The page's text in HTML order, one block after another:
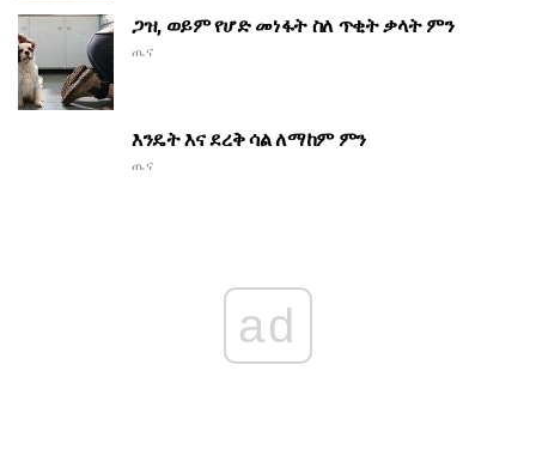
ጋዝ, ወይም የሆድ መነፋት ስለ ጥቂት ቃላት ምን
ጤና
እንዴት እና ደረቅ ሳል ለማከም ምን
ጤና
ad